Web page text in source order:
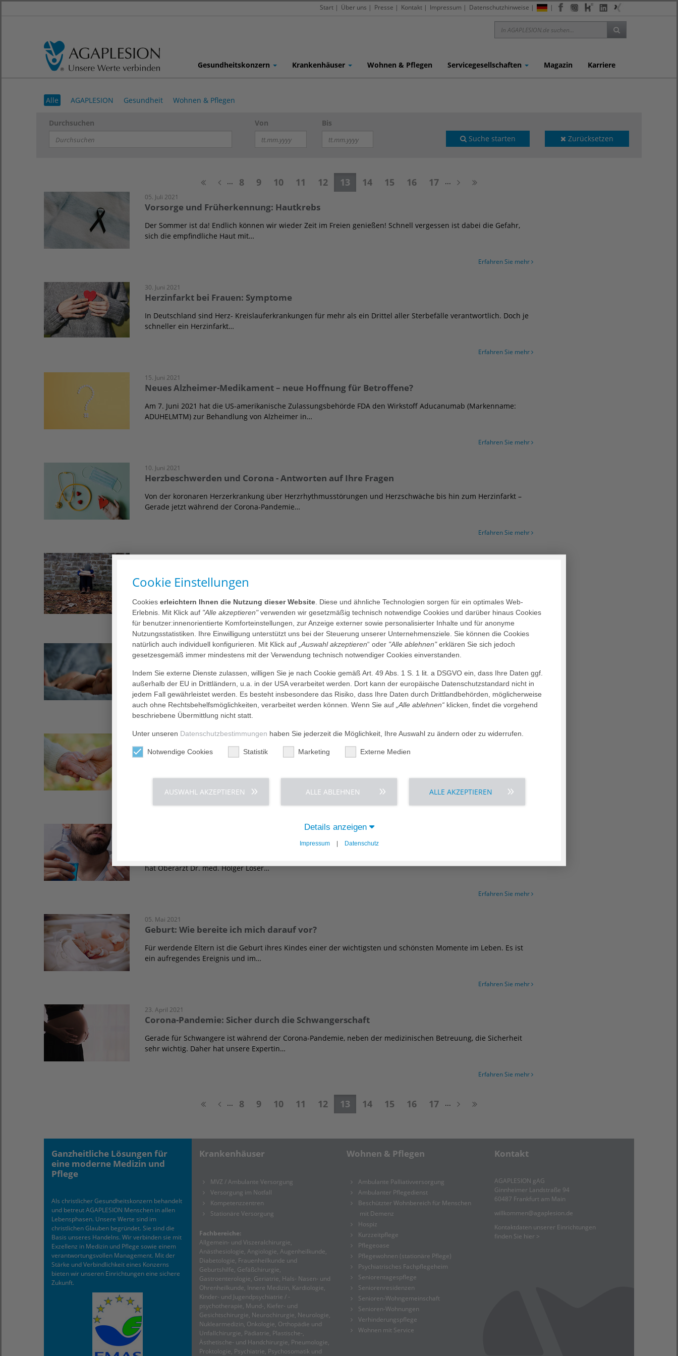
|
Start | Über uns | Presse | Kontakt | Impressum | Datenschutzhinweise |
Gesundheitskonzern Krankenhäuser Wohnen & Pflegen Servicegesellschaften Magazin Karriere
Alle AGAPLESION Gesundheit Wohnen & Pflegen
Durchsuchen Von
Bis
Suche starten
Zurücksetzen
... 8 9 10 11 12 13 14 15 16 17 ...
05. Juli 2021
Vorsorge und Früherkennung: Hautkrebs
Der Sommer ist da! Endlich können wir wieder Zeit im Freien genießen! Schnell vergessen ist dabei die Gefahr,
sich die empfindliche Haut mit…
Erfahren Sie mehr
30. Juni 2021
Herzinfarkt bei Frauen: Symptome
In Deutschland sind Herz- Kreislauferkrankungen für mehr als ein Drittel aller Sterbefälle verantwortlich. Doch je
schneller ein Herzinfarkt…
Erfahren Sie mehr
15. Juni 2021
Neues Alzheimer-Medikament – neue Hoffnung für Betroffene?
Am 7. Juni 2021 hat die US-amerikanische Zulassungsbehörde FDA den Wirkstoff Aducanumab (Markenname:
ADUHELMTM) zur Behandlung von Alzheimer in…
Erfahren Sie mehr
10. Juni 2021
Herzbeschwerden und Corona - Antworten auf Ihre Fragen
Von der koronaren Herzerkrankung über Herzrhythmusstörungen und Herzschwäche bis hin zum Herzinfarkt –
Gerade jetzt während der Corona-Pandemie…
Erfahren Sie mehr
Weltweit leiden Menschen nicht nur körperlich oder wirtschaftlich, sondern auch seelisch unter den Folgen von
Corona. Nach über einem Jahr…
Erfahren Sie mehr
11. Mai 2021
Sicher und gut versorgt während der Geburt trotz Corona-Pandemie
Werdenden Müttern und ihren Familien ist neben der optimalen medizinischen Versorgung auch die Sicherheit
während der Schwangerschaft, der Geburt…
07. Mai 2021
Durch die Corona-Pandemie als Gemeinschaft zusammengewachsen
berichtet uns Hannelore Rexroth,…
Hilft Gurgeln gegen das Coronavirus?
hat Oberarzt Dr. med. Holger Löser…
Erfahren Sie mehr
05. Mai 2021
Geburt: Wie bereite ich mich darauf vor?
Für werdende Eltern ist die Geburt ihres Kindes einer der wichtigsten und schönsten Momente im Leben. Es ist
ein aufregendes Ereignis und im…
Erfahren Sie mehr
23. April 2021
Corona-Pandemie: Sicher durch die Schwangerschaft
Gerade für Schwangere ist während der Corona-Pandemie, neben der medizinischen Betreuung, die Sicherheit
sehr wichtig. Daher hat unsere Expertin…
Erfahren Sie mehr
... 8 9 10 11 12 13 14 15 16 17 ...
Ganzheitliche Lösungen für
eine moderne Medizin und
Pflege
Als christlicher Gesundheitskonzern behandelt
und betreut AGAPLESION Menschen in allen
Lebensphasen. Unsere Werte sind im
christlichen Glauben begründet. Sie sind die
Basis unseres Handelns. Wir verbinden sie mit
Exzellenz in Medizin und Pflege sowie einem
verantwortungsvollen Management. Mit der
Stärke und Verbindlichkeit eines Konzerns
bieten wir unseren Einrichtungen eine sichere
Zukunft.
Krankenhäuser
MVZ / Ambulante Versorgung
Versorgung im Notfall
Kompetenzzentren
Stationäre Versorgung
Fachbereiche:
Allgemein- und Viszeralchirurgie,
Anästhesiologie, Angiologie, Augenheilkunde,
Diabetologie, Frauenheilkunde und
Geburtshilfe, Gefäßchirurgie,
Gastroenterologie, Geriatrie, Hals- Nasen- und
Ohrenheilkunde, Innere Medizin, Kardiologie,
Kinder- und Jugendpsychiatrie / -
psychotherapie, Mund-, Kiefer- und
Gesichtschirurgie, Neurochirurgie, Neurologie,
Nuklearmedizin, Onkologie, Orthopädie und
Unfallchirurgie, Pädiatrie, Plastische-,
Ästhetische- und Handchirurgie, Pneumologie,
Proktologie, Psychiatrie, Psychosomatik und
Wohnen & Pflegen
Ambulante Palliativversorgung
Ambulanter Pflegedienst
Beschützter Wohnbereich für Menschen
mit Demenz
Hospiz
Kurzzeitpflege
Pflegeoase
Pflegewohnen (stationäre Pflege)
Psychiatrisches Fachpflegeheim
Seniorentagespflege
Seniorenresidenzen
Senioren-Wohngemeinschaft
Senioren-Wohnungen
Verhinderungspflege
Wohnen mit Service
Kontakt
AGAPLESION gAG
Ginnheimer Landstraße 94
60487 Frankfurt am Main
willkommen@agaplesion.de
Kontaktdaten unserer Einrichtungen
finden Sie hier >
Cookie Einstellungen
Cookies erleichtern Ihnen die Nutzung dieser Website . Diese und ähnliche Technologien sorgen für ein optimales Web-
Erlebnis. Mit Klick auf "Alle akzeptieren"verwenden wir gesetzmäßig technisch notwendige Cookies und darüber hinaus Cookies
für benutzer:innenorientierte Komforteinstellungen, zur Anzeige externer sowie personalisierter Inhalte und für anonyme
Nutzungsstatistiken. Ihre Einwilligung unterstützt uns bei der Steuerung unserer Unternehmensziele. Sie können die Cookies
natürlich auch individuell konfigurieren. Mit Klick auf „Auswahl akzeptieren“ oder "Alle ablehnen"erklären Sie sich jedoch
gesetzesgemäß immer mindestens mit der Verwendung technisch notwendiger Cookies einverstanden.
Indem Sie externe Dienste zulassen, willigen Sie je nach Cookie gemäß Art. 49 Abs. 1 S. 1 lit. a DSGVO ein, dass Ihre Daten ggf.
außerhalb der EU in Drittländern, u.a. in der USA verarbeitet werden. Dort kann der europäische Datenschutzstandard nicht in
jedem Fall gewährleistet werden. Es besteht insbesondere das Risiko, dass Ihre Daten durch Drittlandbehörden, möglicherweise
auch ohne Rechtsbehelfsmöglichkeiten, verarbeitet werden können. Wenn Sie auf „Alle ablehnen“ klicken, findet die vorgehend
beschriebene Übermittlung nicht statt.
Unter unseren Datenschutzbestimmungen haben Sie jederzeit die Möglichkeit, Ihre Auswahl zu ändern oder zu widerrufen.
Notwendige Cookies Statistik Marketing Externe Medien
AUSWAHL AKZEPTIEREN ALLE ABLEHNEN ALLE AKZEPTIEREN
Details anzeigen
Impressum | Datenschutz